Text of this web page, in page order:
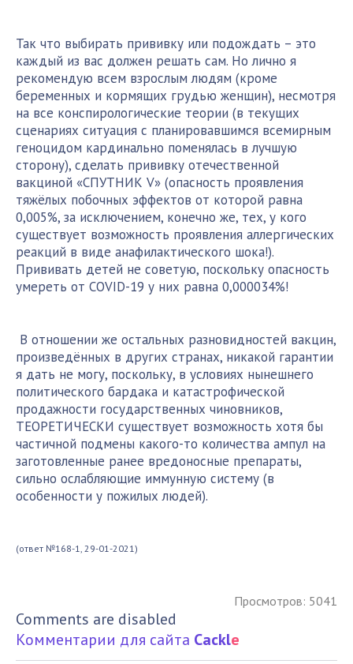
Так что выбирать прививку или подождать – это
каждый из вас должен решать сам. Но лично я
рекомендую всем взрослым людям (кроме
беременных и кормящих грудью женщин), несмотря
на все конспирологические теории (в текущих
сценариях ситуация с планировавшимся всемирным
геноцидом кардинально поменялась в лучшую
сторону), сделать прививку отечественной
вакциной «СПУТНИК V» (опасность проявления
тяжёлых побочных эффектов от которой равна
0,005%, за исключением, конечно же, тех, у кого
существует возможность проявления аллергических
реакций в виде анафилактического шока!).
Прививать детей не советую, поскольку опасность
умереть от COVID-19 у них равна 0,000034%!
В отношении же остальных разновидностей вакцин,
произведённых в других странах, никакой гарантии
я дать не могу, поскольку, в условиях нынешнего
политического бардака и катастрофической
продажности государственных чиновников,
ТЕОРЕТИЧЕСКИ существует возможность хотя бы
частичной подмены какого-то количества ампул на
заготовленные ранее вредоносные препараты,
сильно ослабляющие иммунную систему (в
особенности у пожилых людей).
(ответ №168-1, 29-01-2021)
Просмотров: 5041
Comments are disabled
Комментарии для сайта Cackle